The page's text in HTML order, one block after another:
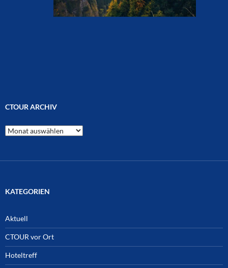
CTOUR ARCHIV
CTOUR
Archiv
KATEGORIEN
Aktuell
CTOUR vor Ort
Hoteltreff